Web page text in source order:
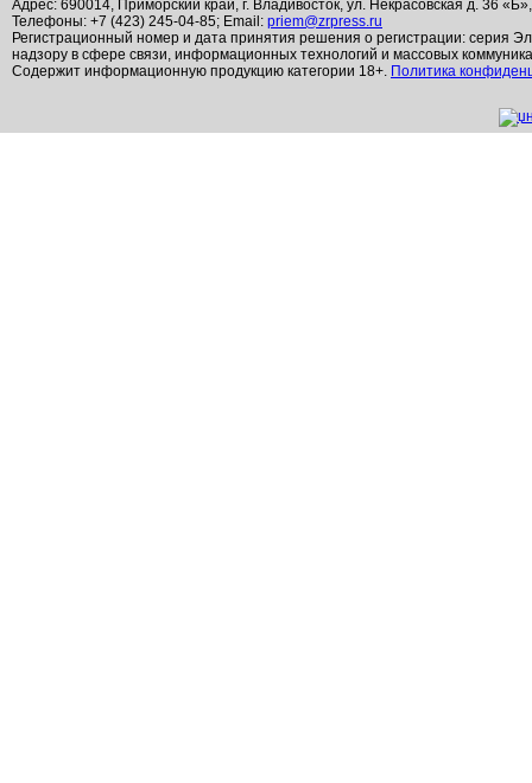
Адрес: 690014, Приморский край, г. Владивосток, ул. Некрасовская д. 36
Телефоны: +7 (423) 245-04-85; Email: priem@zrpress.ru
Регистрационный номер и дата принятия решения о регистрации: серия
надзору в сфере связи, информационных технологий и массовых
Содержит информационную продукцию категории 18+. Политика